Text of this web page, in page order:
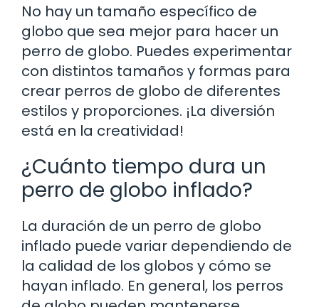
No hay un tamaño específico de
globo que sea mejor para hacer un
perro de globo. Puedes experimentar
con distintos tamaños y formas para
crear perros de globo de diferentes
estilos y proporciones. ¡La diversión
está en la creatividad!
¿Cuánto tiempo dura un
perro de globo inflado?
La duración de un perro de globo
inflado puede variar dependiendo de
la calidad de los globos y cómo se
hayan inflado. En general, los perros